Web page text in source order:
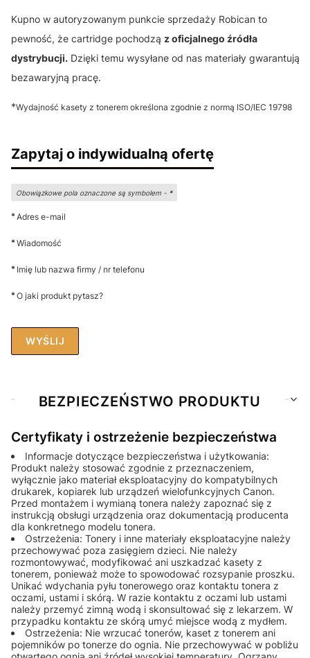
Kupno w autoryzowanym punkcie sprzedaży Robican to
pewność, że cartridge pochodzą z oficjalnego źródła
dystrybucji. Dzięki temu wysyłane od nas materiały gwarantują
bezawaryjną pracę.
*Wydajność kasety z tonerem określona zgodnie z normą ISO/IEC 19798
Zapytaj o indywidualną ofertę
Obowiązkowe pola oznaczone są symbolem - *
*Adres e-mail
*Wiadomość
* Imię lub nazwa firmy / nr telefonu
*O jaki produkt pytasz?
WYŚLIJ
BEZPIECZEŃSTWO PRODUKTU
Certyfikaty i ostrzeżenie bezpieczeństwa
Informacje dotyczące bezpieczeństwa i użytkowania:
Produkt należy stosować zgodnie z przeznaczeniem,
wyłącznie jako materiał eksploatacyjny do kompatybilnych
drukarek, kopiarek lub urządzeń wielofunkcyjnych Canon.
Przed montażem i wymianą tonera należy zapoznać się z
instrukcją obsługi urządzenia oraz dokumentacją producenta
dla konkretnego modelu tonera.
Ostrzeżenia: Tonery i inne materiały eksploatacyjne należy
przechowywać poza zasięgiem dzieci. Nie należy
rozmontowywać, modyfikować ani uszkadzać kasety z
tonerem, ponieważ może to spowodować rozsypanie proszku.
Unikać wdychania pyłu tonerowego oraz kontaktu tonera z
oczami, ustami i skórą. W razie kontaktu z oczami lub ustami
należy przemyć zimną wodą i skonsultować się z lekarzem. W
przypadku kontaktu ze skórą umyć miejsce wodą z mydłem.
Ostrzeżenia: Nie wrzucać tonerów, kaset z tonerem ani
pojemników po tonerze do ognia. Nie przechowywać w pobliżu